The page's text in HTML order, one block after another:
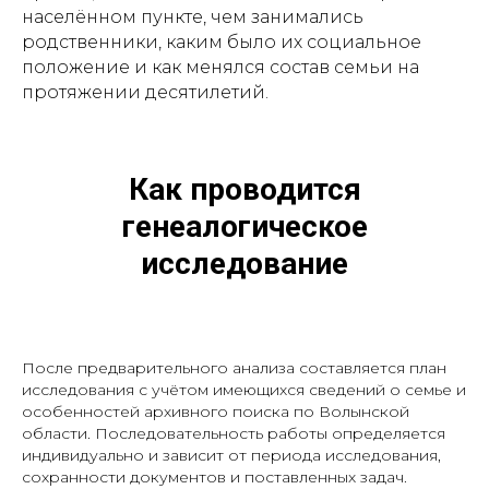
населённом пункте, чем занимались
родственники, каким было их социальное
положение и как менялся состав семьи на
протяжении десятилетий.
Как проводится
генеалогическое
исследование
После предварительного анализа составляется план
исследования с учётом имеющихся сведений о семье и
особенностей архивного поиска по Волынской
области. Последовательность работы определяется
индивидуально и зависит от периода исследования,
сохранности документов и поставленных задач.